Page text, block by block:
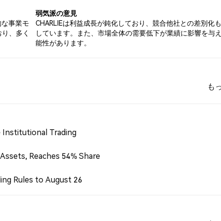
事業モ
、多く
弱気派の意見
CHARLIEは利益成長が鈍化しており、競合他社との差別化
しています。また、市場全体の需要低下が業績に影響を与
能性があります。
も
Institutional Trading
Reaches 54% Share
Rules to August 26